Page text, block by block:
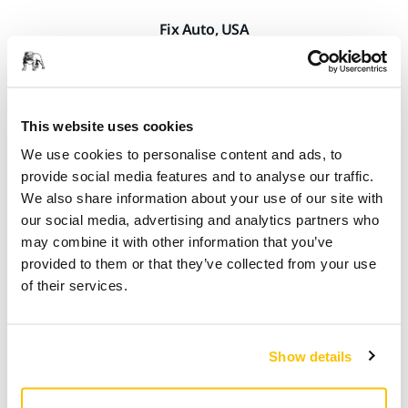
This website uses cookies
We use cookies to personalise content and ads, to
provide social media features and to analyse our traffic.
We also share information about your use of our site with
our social media, advertising and analytics partners who
may combine it with other information that you’ve
provided to them or that they’ve collected from your use
of their services.
Show details
Fix Auto, USA
Bezprašná řešení společnosti Mirka
pracoviště.​ Marc Milot, manažer společnosti Fix Auto,